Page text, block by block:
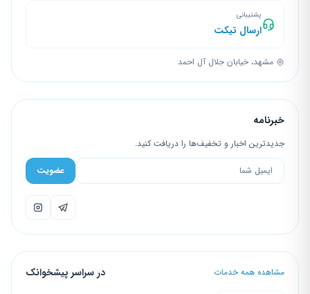
پشتیبانی
ارسال تیکت
مشهد، خیابان جلال آل احمد
خبرنامه
جدیدترین اخبار و تخفیف‌ها را دریافت کنید.
عضویت
مشاهده همه خدمات در سراسر پیشخوانک